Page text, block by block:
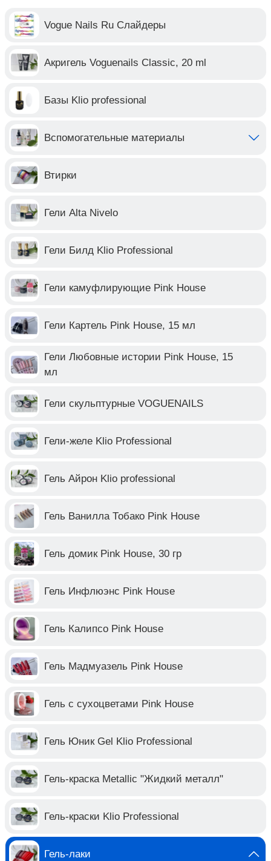
Vogue Nails Ru Слайдеры
Акригель Voguenails Classic, 20 ml
Базы Klio professional
Вспомогательные материалы
Втирки
Гели Alta Nivelo
Гели Билд Klio Professional
Гели камуфлирующие Pink House
Гели Картель Pink House, 15 мл
Гели Любовные истории Pink House, 15
мл
Гели скульптурные VOGUENAILS
Гели-желе Klio Professional
Гель Айрон Klio professional
Гель Ванилла Тобако Pink House
Гель домик Pink House, 30 гр
Гель Инфлюэнс Pink House
Гель Калипсо Pink House
Гель Мадмуазель Pink House
Гель с сухоцветами Pink House
Гель Юник Gel Klio Professional
Гель-краска Metallic "Жидкий металл"
Гель-краски Klio Professional
Гель-лаки